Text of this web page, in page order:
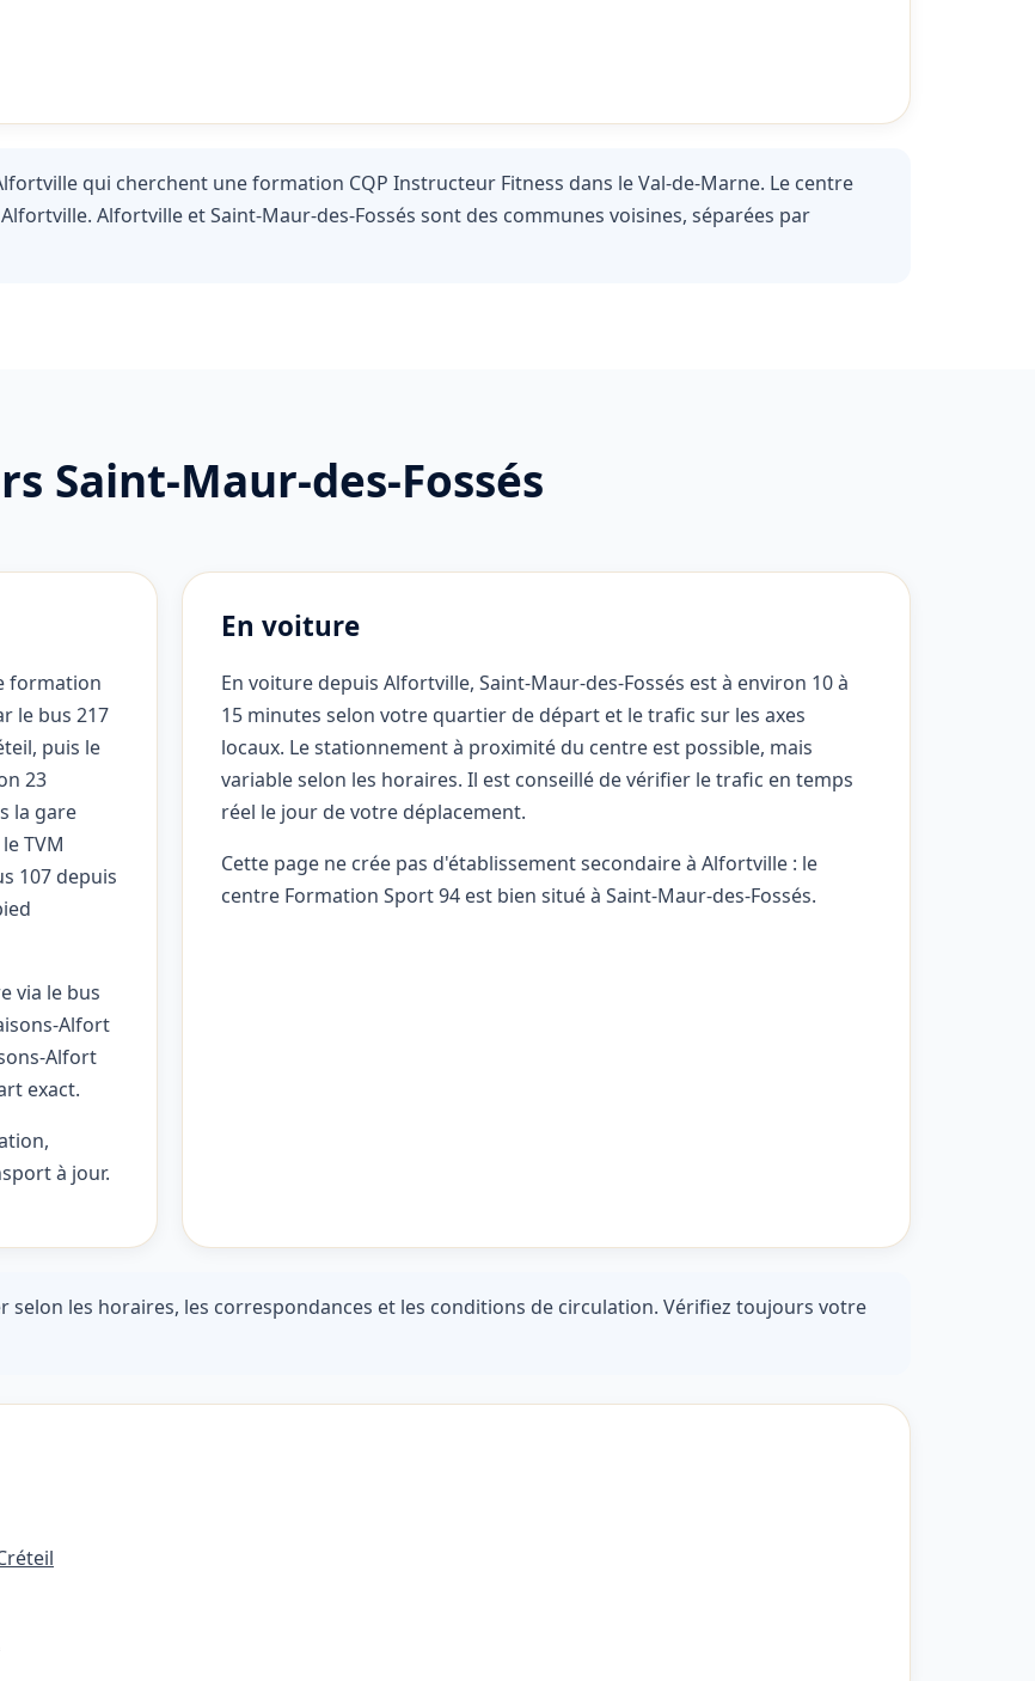
qui cherchent une formation CQP Instructeur Fitness dans le Val-de-Marne. Le centre
Alfortville et Saint-Maur-des-Fossés sont des communes voisines, séparées par
Saint-Maur-des-Fossés
formation
le bus 217
puis le
23
la gare
TVM
107 depuis
via le bus
Alfort
Alfort
exact.
à jour.
En voiture
En voiture depuis Alfortville, Saint-Maur-des-Fossés est à environ 10 à
15 minutes selon votre quartier de départ et le trafic sur les axes
locaux. Le stationnement à proximité du centre est possible, mais
variable selon les horaires. Il est conseillé de vérifier le trafic en temps
réel le jour de votre déplacement.
Cette page ne crée pas d'établissement secondaire à Alfortville : le
centre Formation Sport 94 est bien situé à Saint-Maur-des-Fossés.
selon les horaires, les correspondances et les conditions de circulation. Vérifiez toujours votre